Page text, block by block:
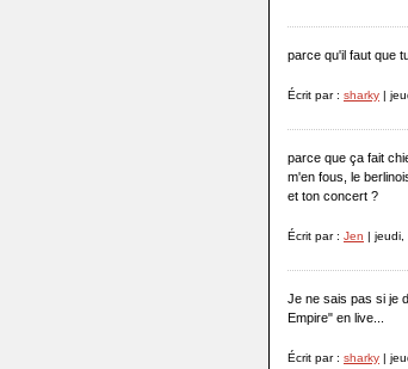
parce qu'il faut que
Écrit par : sharky |
parce que ça fait
m'en fous, le
et ton concert ?
Écrit par : Jen | jeudi,
Je ne sais pas si je
Empire" en live...
Écrit par : sharky |